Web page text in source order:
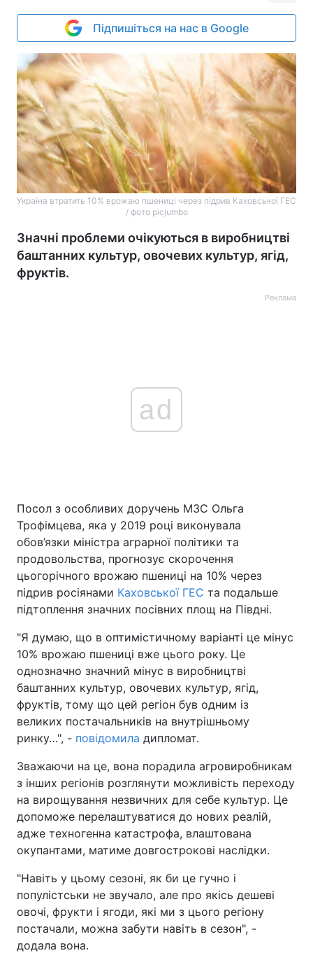
Підпишіться на нас в Google
Україна втратить 10% врожаю пшениці через підрив Каховської ГЕС
/ фото picjumbo
Значні проблеми очікуються в виробництві
баштанних культур, овочевих культур, ягід,
фруктів.
Реклама
ad
Посол з особливих доручень МЗС Ольга
Трофімцева, яка у 2019 році виконувала
обов’язки міністра аграрної політики та
продовольства, прогнозує скорочення
цьогорічного врожаю пшениці на 10% через
підрив росіянами Каховської ГЕС та подальше
підтоплення значних посівних площ на Півдні.
"Я думаю, що в оптимістичному варіанті це мінус
10% врожаю пшениці вже цього року. Це
однозначно значний мінус в виробництві
баштанних культур, овочевих культур, ягід,
фруктів, тому що цей регіон був одним із
великих постачальників на внутрішньому
ринку…", - повідомила дипломат.
Зважаючи на це, вона порадила агровиробникам
з інших регіонів розглянути можливість переходу
на вирощування незвичних для себе культур. Це
допоможе перелаштуватися до нових реалій,
адже техногенна катастрофа, влаштована
окупантами, матиме довгострокові наслідки.
"Навіть у цьому сезоні, як би це гучно і
популістськи не звучало, але про якісь дешеві
овочі, фрукти і ягоди, які ми з цього регіону
постачали, можна забути навіть в сезон", -
додала вона.